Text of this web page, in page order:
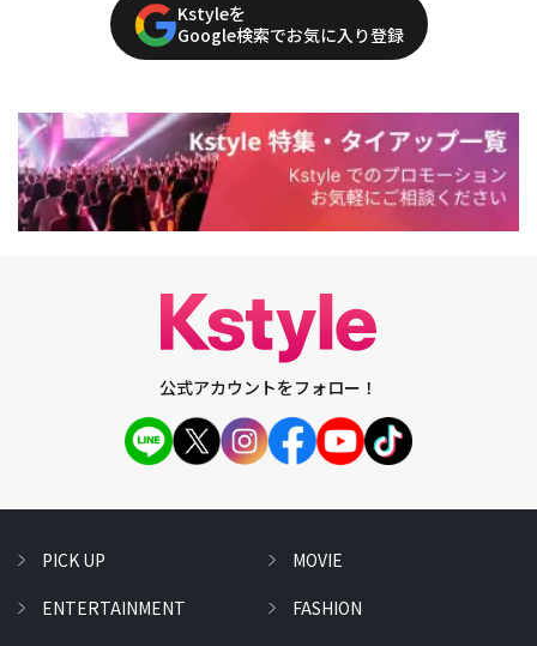
Kstyleを
Google検索でお気に入り登録
公式アカウントをフォロー！
PICK UP
ENTERTAINMENT
MOVIE
FASHION